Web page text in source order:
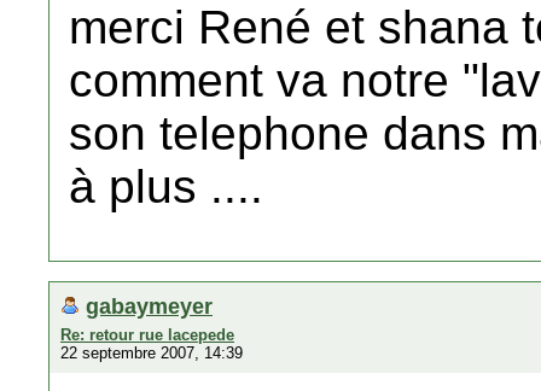
merci René et shana
comment va notre
son telephone dans
à plus ....
gabaymeyer
Re: retour rue lacepede
22 septembre 2007, 14:39